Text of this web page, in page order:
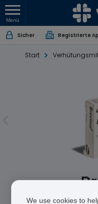
Menü
Sicher Registrierte
Start
We use cookies to